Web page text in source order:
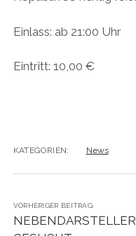
Einlass: ab 21:00 Uhr
Eintritt: 10,00 €
KATEGORIEN: News
VORHERIGER BEITRAG